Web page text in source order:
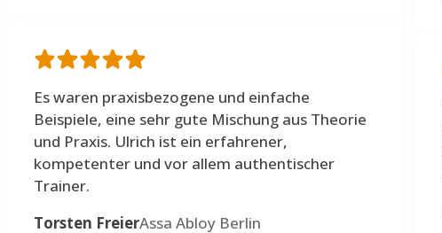
Es waren praxisbezogene und einfache
Beispiele, eine sehr gute Mischung aus Theorie
und Praxis. Ulrich ist ein erfahrener,
kompetenter und vor allem authentischer
Trainer.
Torsten FreierAssa Abloy Berlin